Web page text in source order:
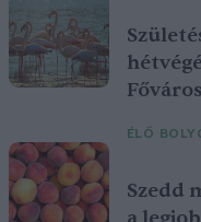
ÉLŐ
Szedd